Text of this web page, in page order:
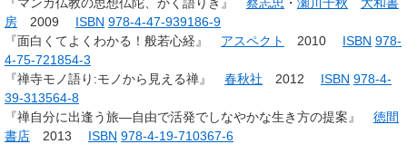
房 2009 ISBN 978-4-47-939186-9
『面白くてよくわかる！般若心経』 アスペクト 2010 ISBN 978-
4-75-721854-3
『禅寺モノ語り:モノから見える禅』 春秋社 2012 ISBN 978-4-
39-313564-8
『禅自分に出逢う旅―自由で活発でしなやかな生き方の提案』 徳間
書店 2013 ISBN 978-4-19-710367-6